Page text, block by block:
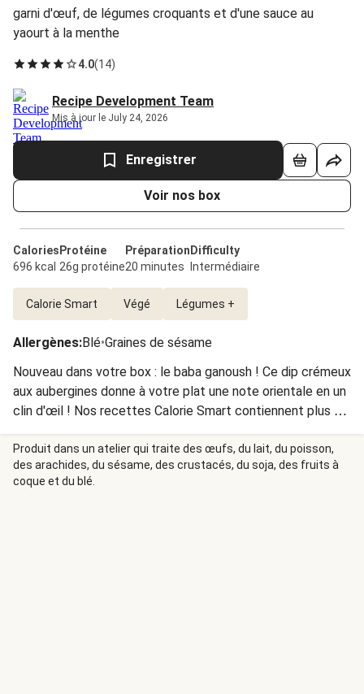
garni d'œuf, de légumes croquants et d'une sauce au
yaourt à la menthe
4.0(14)
Recipe Development Team
Mis à jour le July 24, 2026
Enregistrer
Voir nos box
Calories
696 kcal
Protéine
26g protéine
Préparation
20 minutes
Difficulty
Intermédiaire
Calorie Smart Végé Légumes +
Allergènes:Blé•Graines de sésame
Nouveau dans votre box : le baba ganoush ! Ce dip crémeux
aux aubergines donne à votre plat une note orientale en un
clin d'œil ! Nos recettes Calorie Smart contiennent plus de
270 g de légumes et moins de 700 calories.
Produit dans un atelier qui traite des œufs, du lait, du poisson,
des arachides, du sésame, des crustacés, du soja, des fruits à
coque et du blé.